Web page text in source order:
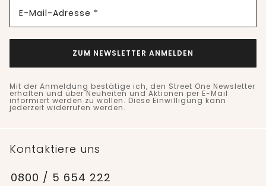
E-Mail-Adresse *
ZUM NEWSLETTER ANMELDEN
Mit der Anmeldung bestätige ich, den Street One Newsletter
erhalten und über Neuheiten und Aktionen per E-Mail
informiert werden zu wollen. Diese Einwilligung kann
jederzeit widerrufen werden.
Kontaktiere uns
0800 / 5 654 222